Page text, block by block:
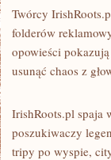
Twórcy
folderów
opowieści
usunąć chaos z
IrishRoots.pl spaja
poszukiwaczy
tripy po wyspie,